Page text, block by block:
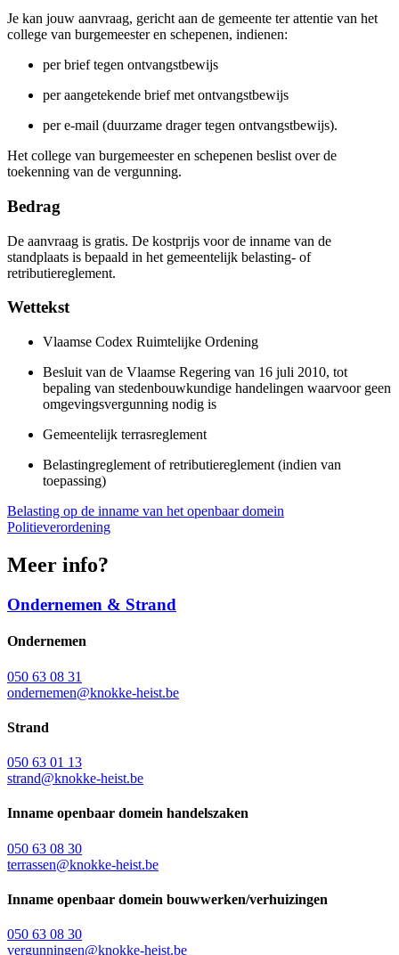
Je kan jouw aanvraag, gericht aan de gemeente ter attentie van het
college van burgemeester en schepenen, indienen:
per brief tegen ontvangstbewijs
per aangetekende brief met ontvangstbewijs
per e-mail (duurzame drager tegen ontvangstbewijs).
Het college van burgemeester en schepenen beslist over de
toekenning van de vergunning.
Bedrag
De aanvraag is gratis. De kostprijs voor de inname van de
standplaats is bepaald in het gemeentelijk belasting- of
retributiereglement.
Wettekst
Vlaamse Codex Ruimtelijke Ordening
Besluit van de Vlaamse Regering van 16 juli 2010, tot
bepaling van stedenbouwkundige handelingen waarvoor geen
omgevingsvergunning nodig is
Gemeentelijk terrasreglement
Belastingreglement of retributiereglement (indien van
toepassing)
Belasting op de inname van het openbaar domein
Politieverordening
Meer info?
Ondernemen & Strand
Ondernemen
050 63 08 31
ondernemen@knokke-heist.be
Strand
050 63 01 13
strand@knokke-heist.be
Inname openbaar domein handelszaken
050 63 08 30
terrassen@knokke-heist.be
Inname openbaar domein bouwwerken/verhuizingen
050 63 08 30
vergunningen@knokke-heist.be